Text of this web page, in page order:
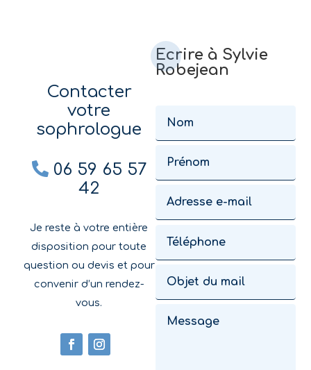
Contacter
votre
sophrologue
06 59 65 57
42
Je reste à votre entière
disposition pour toute
question ou devis et pour
convenir d’un rendez-
vous.
Ecrire à Sylvie
Robejean